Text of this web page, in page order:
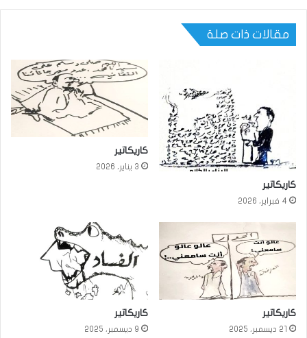
مقالات ذات صلة
كاريكاتير
4 فبراير، 2026
كاريكاتير
3 يناير، 2026
كاريكاتير
21 ديسمبر، 2025
كاريكاتير
9 ديسمبر، 2025